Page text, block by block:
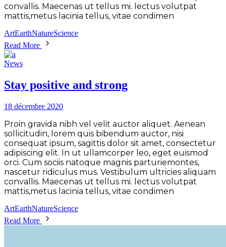
convallis. Maecenas ut tellus mi. lectus volutpat
mattis,metus lacinia tellus, vitae condimen
ArtEarthNatureScience
Read More
News
Stay positive and strong
18 décembre 2020
Proin gravida nibh vel velit auctor aliquet. Aenean
sollicitudin, lorem quis bibendum auctor, nisi
consequat ipsum, sagittis dolor sit amet, consectetur
adipiscing elit. In ut ullamcorper leo, eget euismod
orci. Cum sociis natoque magnis parturiemontes,
nascetur ridiculus mus. Vestibulum ultricies aliquam
convallis. Maecenas ut tellus mi. lectus volutpat
mattis,metus lacinia tellus, vitae condimen
ArtEarthNatureScience
Read More